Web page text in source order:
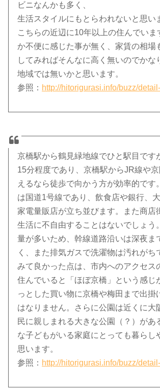
ビニなんかも多く、
生活スタイルにもとらわれないと思い
こちらの近辺に10年以上の住んでいま
か不便に感じた事が無く、家賃の相場
してみればそんなに高く無いのでかな
地域では無いかと思います。
参照： http://hitorigurasi.info/buzz/
京橋駅から鶴見緑地線でひと駅目です
15分程度であり、京橋駅からJR線や
えるなら徒歩で向かう方が効率的です
は国道1号線であり、飲食店や銀行、大
家電量販店が立ち並びます。また商店
生活に不自由することはないでしょう
量が多いため、幹線道路沿いは深夜ま
く、また排気ガスで洗濯物は汚れがち
みて良かった点は、市内へのアクセス
住んでいると「ほぼ京橋」という感じ
っとした買い物に京橋や梅田まで出掛
はなりません。さらに公園は近くに大
民に親しまれる大きな公園（？）があ
な子どもがいる家庭にとっても暮らし
思います。
参照： http://hitorigurasi.info/buzz/